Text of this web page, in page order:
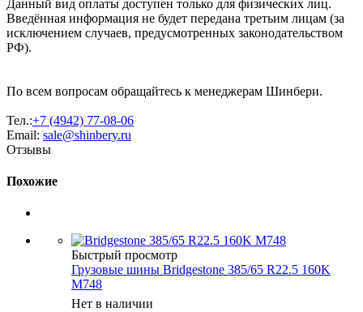
Данный вид оплаты доступен только для физических лиц.
Введённая информация не будет передана третьим лицам (за
исключением случаев, предусмотренных законодательством
РФ).
По всем вопросам обращайтесь к менеджерам Шинбери.
Тел.:+7 (4942) 77-08-06
Email: sale@shinbery.ru
Отзывы
Похожие
Быстрый просмотр
Грузовые шины Bridgestone 385/65 R22.5 160K
M748
Нет в наличии